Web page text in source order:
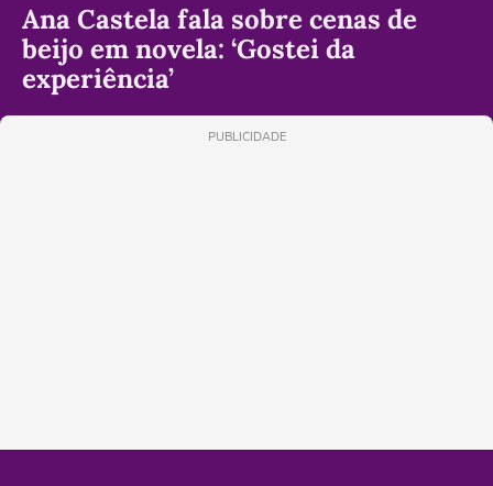
Ana Castela fala sobre cenas de
beijo em novela: ‘Gostei da
experiência’
PUBLICIDADE